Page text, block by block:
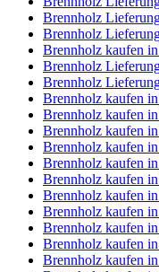
Brennholz
Brennholz
Brennholz kaufen
Brennholz
Brennholz
Brennholz kaufen
Brennholz kaufen
Brennholz kaufen
Brennholz kaufen
Brennholz kaufen
Brennholz kaufen
Brennholz kaufen
Brennholz kaufen
Brennholz kaufen
Brennholz kaufen
Brennholz kaufen